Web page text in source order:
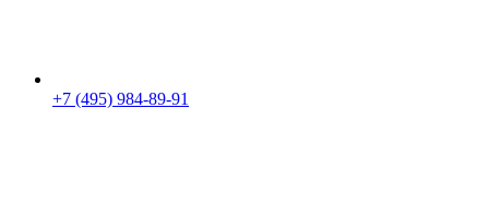
+7 (495) 984-89-91